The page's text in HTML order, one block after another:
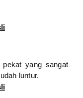
yang sangat
luntur.